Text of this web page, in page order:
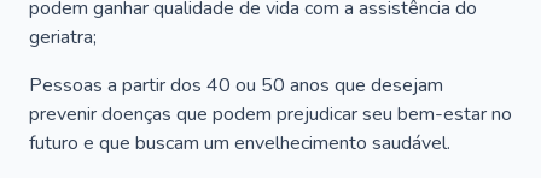
podem ganhar qualidade de vida com a assistência do
geriatra;
Pessoas a partir dos 40 ou 50 anos que desejam
prevenir doenças que podem prejudicar seu bem-estar no
futuro e que buscam um envelhecimento saudável.